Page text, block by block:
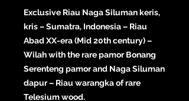
Exclusive Riau Naga Siluman keris,
kris – Sumatra, Indonesia – Riau
Abad XX-era (Mid 20th century) –
Wilah with the rare pamor Bonang
Serenteng pamor and Naga Siluman
dapur – Riau warangka of rare
Telesium wood.